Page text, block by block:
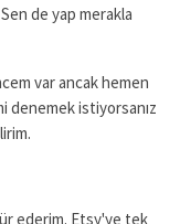
de yap merakla
var ancak hemen
denemek istiyorsanız
ederim. Etsy'ye tek